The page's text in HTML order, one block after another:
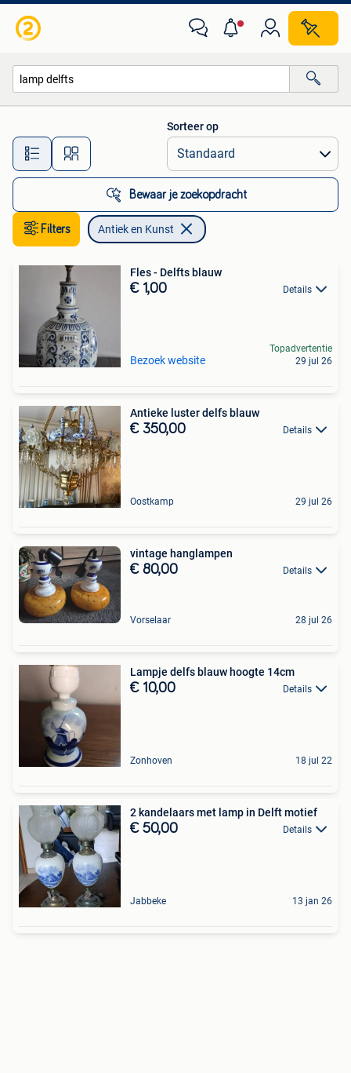
Alle afstanden…
Sorteer op
Bewaar je zoekopdracht
Filters Antiek en Kunst
Fles - Delfts blauw
€ 1,00 Details
Bezoek website
Topadvertentie
29 jul 26
Antieke luster delfs blauw
€ 350,00 Details
Oostkamp 29 jul 26
vintage hanglampen
€ 80,00 Details
Vorselaar 28 jul 26
Lampje delfs blauw hoogte 14cm
€ 10,00 Details
Zonhoven 18 jul 22
2 kandelaars met lamp in Delft motief
€ 50,00 Details
Jabbeke 13 jan 26